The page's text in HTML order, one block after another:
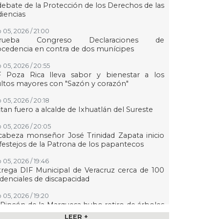
de la Protección de los Derechos de las
05, 2026 / 21:00
Congreso Declaraciones de
en contra de dos munícipes
05, 2026 / 20:55
Poza Rica lleva sabor y bienestar a los
mayores con "Sazón y corazón"
05, 2026 / 20:18
fuero a alcalde de Ixhuatlán del Sureste
05, 2026 / 20:05
monseñor José Trinidad Zapata inicio
de la Patrona de los papantecos
05, 2026 / 19:46
DIF Municipal de Veracruz cerca de 100
de discapacidad
05, 2026 / 19:20
de la Marquesa hubo retiro de árboles
representar riesgos; no es tala ilegal
LEER +